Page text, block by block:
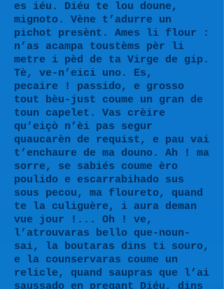
es iéu. Diéu te lou doune,
mignoto. Vène t’adurre un
pichot presènt. Ames li flour :
n’as acampa toustèms pèr li
metre i pèd de ta Virge de gip.
Tè, ve-n’eici uno. Es,
pecaire ! passido, e grosso
tout bèu-just coume un gran de
toun capelet. Vas crèire
qu’eiçò n’èi pas segur
quaucarèn de requist, e pau vai
t’enchaure de ma douno. Ah ! ma
sorre, se sabiés coume èro
poulido e escarrabihado sus
sous pecou, ma floureto, quand
te la culiguère, i aura deman
vue jour !... Oh ! ve,
l’atrouvaras bello que-noun-
sai, la boutaras dins ti souro,
e la counservaras coume un
relicle, quand saupras que l’ai
saussado en pregant Diéu, dins